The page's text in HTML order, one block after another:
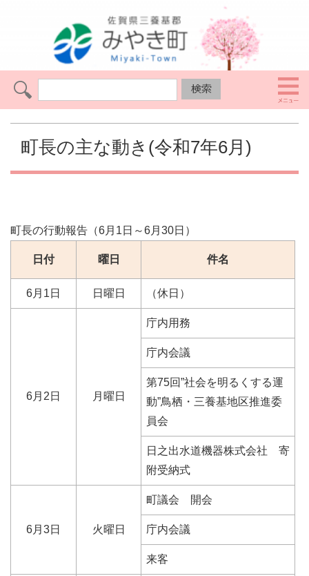
町長の主な動き(令和7年6月)
町長の行動報告（6月1日～6月30日）
日付 曜日 件名
6月1日 日曜日 （休日）
6月2日 月曜日
庁内用務
庁内会議
第75回”社会を明るくする運
動”鳥栖・三養基地区推進委
員会
日之出水道機器株式会社 寄
附受納式
6月3日 火曜日
町議会 開会
庁内会議
来客